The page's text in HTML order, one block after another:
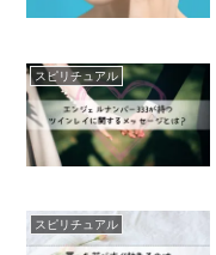
スピリチュアル
スピリチュアル